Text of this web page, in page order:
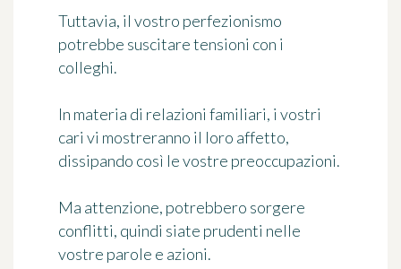
Tuttavia, il vostro perfezionismo
potrebbe suscitare tensioni con i
colleghi.
In materia di relazioni familiari, i vostri
cari vi mostreranno il loro affetto,
dissipando così le vostre preoccupazioni.
Ma attenzione, potrebbero sorgere
conflitti, quindi siate prudenti nelle
vostre parole e azioni.